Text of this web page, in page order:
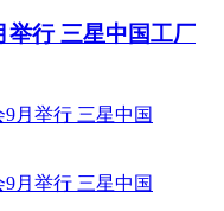
举行 三星中国工厂